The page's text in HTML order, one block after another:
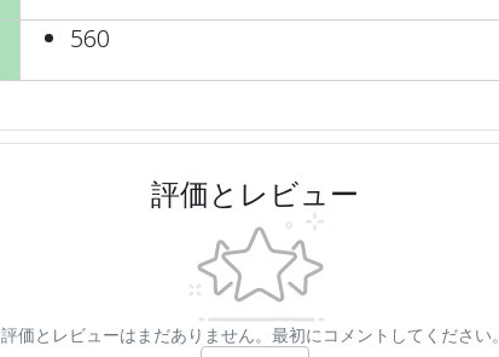
560
評価とレビュー
評価とレビューはまだありません。最初にコメントしてください。